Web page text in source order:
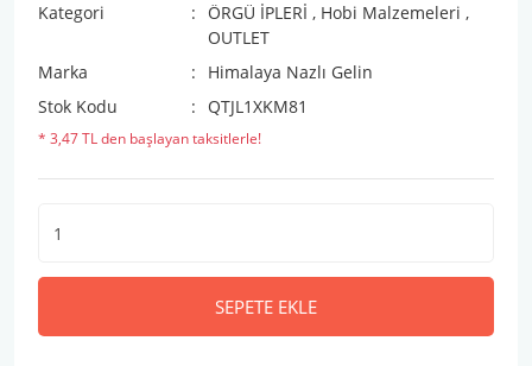
Kategori ÖRGÜ İPLERİ , Hobi Malzemeleri ,
OUTLET
Marka
Himalaya Nazlı Gelin
Stok Kodu
QTJL1XKM81
* 3,47 TL den başlayan taksitlerle!
SEPETE EKLE